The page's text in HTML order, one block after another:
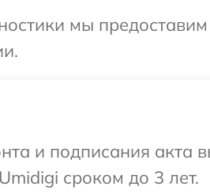
мы
и подписания
сроком до 3 лет.